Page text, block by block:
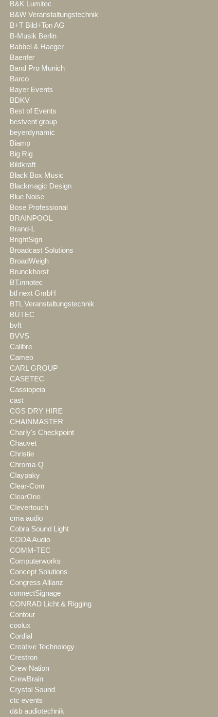
B&K Lumitec
B&W Veranstaltungstechnik
B+T Bild+Ton AG
B-Musik Berlin
Babbel & Haeger
Baenfer
Band Pro Munich
Barco
Bayer Events
BDKV
Best of Events
bestvent group
beyerdynamic
Biamp
Big Rig
Bildkraft
Black Box Music
Blackmagic Design
Blue Noise
Bose Professional
BRAINPOOL
Brand-L
BrightSign
Broadcast Solutions
BroadWeigh
Brunckhorst
BT.innotec
btl next GmbH
BTL Veranstaltungstechnik
BÜTEC
bvft
BVVS
Calibre
Cameo
CARL GROUP
CASETEC
Cassiopeia
cast
CGS DRY HIRE
CHAINMASTER
Charly's Checkpoint
Chauvet
Christie
Chroma-Q
Claypaky
Clear-Com
ClearOne
Clevertouch
cma audio
Cobra Sound Light
CODA Audio
COMM-TEC
Computerworks
Concept Solutions
Congress Allianz
connectSignage
CONRAD Licht & Rigging
Contour
coolux
Cordial
Creative Technology
Crestron
Crew Nation
CrewBrain
Crystal Sound
ctc events
d&b audiotechnik